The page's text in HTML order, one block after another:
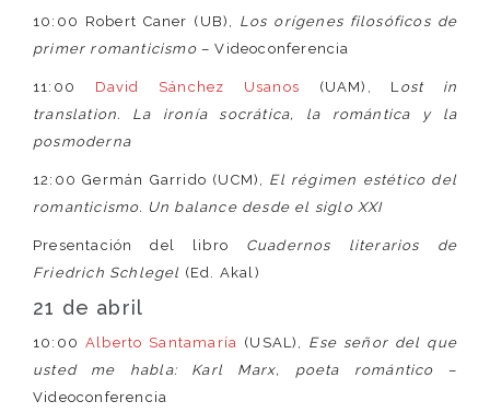
10:00 Robert Caner (UB), Los orígenes filosóficos de
primer romanticismo– Videoconferencia
11:00 David Sánchez Usanos (UAM), Lost in
translation. La ironía socrática, la romántica y la
posmoderna
12:00 Germán Garrido (UCM), El régimen estético del
romanticismo. Un balance desde el siglo XXI
Presentación del libro Cuadernos literarios de
Friedrich Schlegel (Ed. Akal)
21 de abril
10:00 Alberto Santamaría (USAL), Ese señor del que
usted me habla: Karl Marx, poeta romántico –
Videoconferencia